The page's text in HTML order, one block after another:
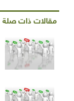
مقالات ذات صلة